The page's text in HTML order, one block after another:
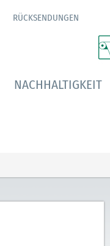
RÜCKSENDUNGEN
NACHHALTIGKEIT